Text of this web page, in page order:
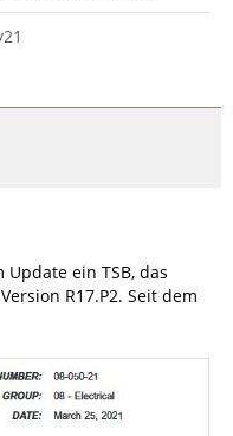
ein TSB, das
R17.P2. Seit dem